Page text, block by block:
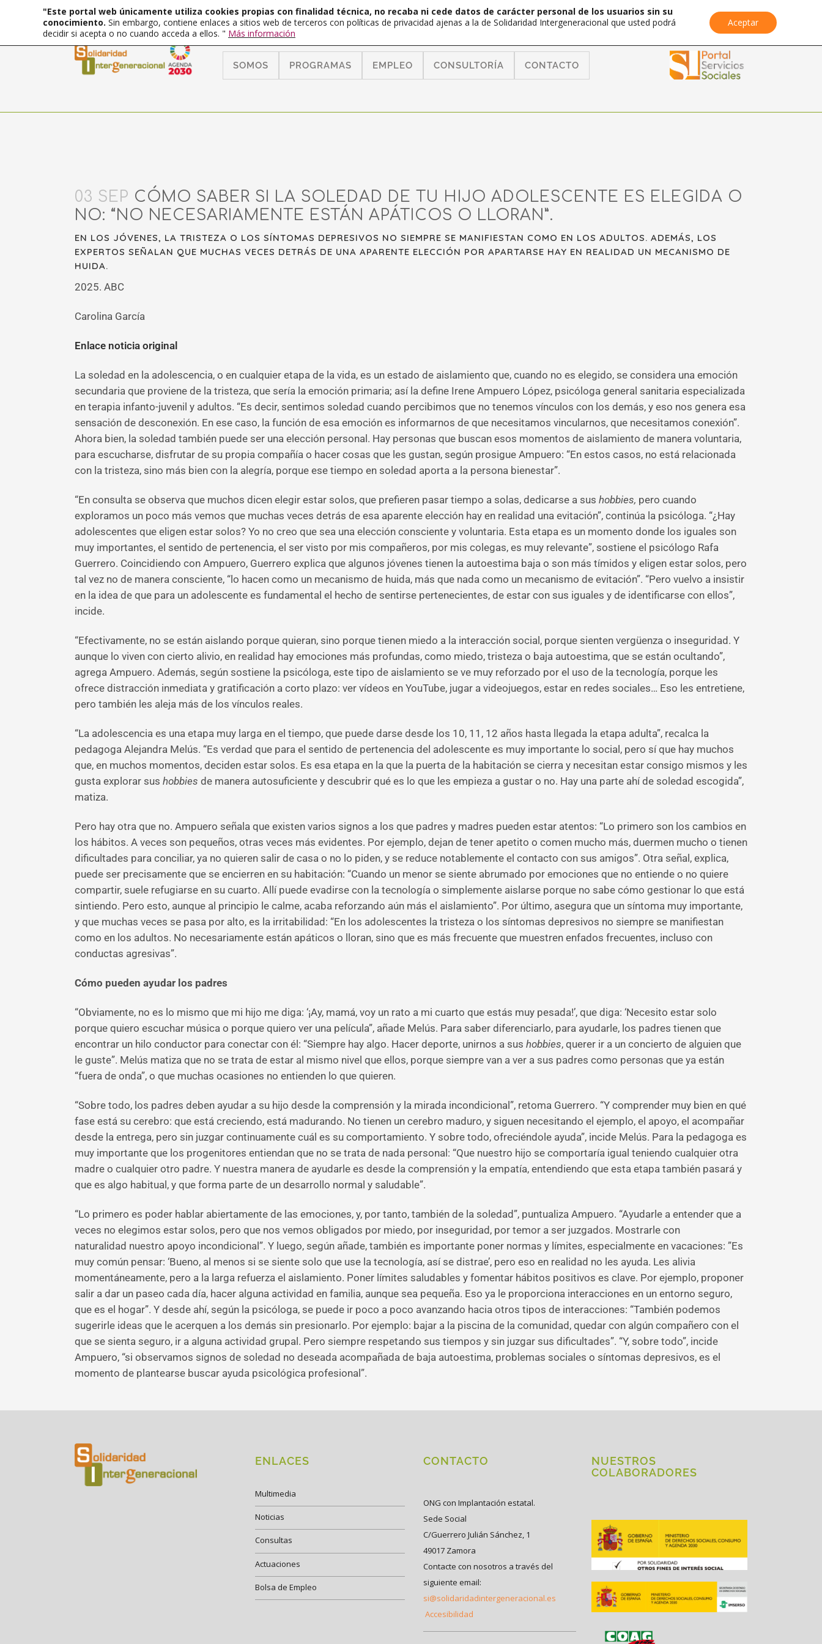
SOMOS PROGRAMAS EMPLEO CONSULTORÍA CONTACTO
03 SEP CÓMO SABER SI LA SOLEDAD DE TU HIJO ADOLESCENTE ES ELEGIDA O
NO: “NO NECESARIAMENTE ESTÁN APÁTICOS O LLORAN”.
EN LOS JÓVENES, LA TRISTEZA O LOS SÍNTOMAS DEPRESIVOS NO SIEMPRE SE MANIFIESTAN COMO EN LOS ADULTOS. ADEMÁS, LOS
EXPERTOS SEÑALAN QUE MUCHAS VECES DETRÁS DE UNA APARENTE ELECCIÓN POR APARTARSE HAY EN REALIDAD UN MECANISMO DE
HUIDA.
2025. ABC
Carolina García
Enlace noticia original
La soledad en la adolescencia, o en cualquier etapa de la vida, es un estado de aislamiento que, cuando no es elegido, se considera una emoción
secundaria que proviene de la tristeza, que sería la emoción primaria; así la define Irene Ampuero López, psicóloga general sanitaria especializada
en terapia infanto-juvenil y adultos. “Es decir, sentimos soledad cuando percibimos que no tenemos vínculos con los demás, y eso nos genera esa
sensación de desconexión. En ese caso, la función de esa emoción es informarnos de que necesitamos vincularnos, que necesitamos conexión”.
Ahora bien, la soledad también puede ser una elección personal. Hay personas que buscan esos momentos de aislamiento de manera voluntaria,
para escucharse, disfrutar de su propia compañía o hacer cosas que les gustan, según prosigue Ampuero: “En estos casos, no está relacionada
con la tristeza, sino más bien con la alegría, porque ese tiempo en soledad aporta a la persona bienestar”.
“En consulta se observa que muchos dicen elegir estar solos, que prefieren pasar tiempo a solas, dedicarse a sus hobbies, pero cuando
exploramos un poco más vemos que muchas veces detrás de esa aparente elección hay en realidad una evitación”, continúa la psicóloga. “¿Hay
adolescentes que eligen estar solos? Yo no creo que sea una elección consciente y voluntaria. Esta etapa es un momento donde los iguales son
muy importantes, el sentido de pertenencia, el ser visto por mis compañeros, por mis colegas, es muy relevante”, sostiene el psicólogo Rafa
Guerrero. Coincidiendo con Ampuero, Guerrero explica que algunos jóvenes tienen la autoestima baja o son más tímidos y eligen estar solos, pero
tal vez no de manera consciente, “lo hacen como un mecanismo de huida, más que nada como un mecanismo de evitación”. “Pero vuelvo a insistir
en la idea de que para un adolescente es fundamental el hecho de sentirse pertenecientes, de estar con sus iguales y de identificarse con ellos”,
incide.
“Efectivamente, no se están aislando porque quieran, sino porque tienen miedo a la interacción social, porque sienten vergüenza o inseguridad. Y
aunque lo viven con cierto alivio, en realidad hay emociones más profundas, como miedo, tristeza o baja autoestima, que se están ocultando”,
agrega Ampuero. Además, según sostiene la psicóloga, este tipo de aislamiento se ve muy reforzado por el uso de la tecnología, porque les
ofrece distracción inmediata y gratificación a corto plazo: ver vídeos en YouTube, jugar a videojuegos, estar en redes sociales… Eso les entretiene,
pero también les aleja más de los vínculos reales.
“La adolescencia es una etapa muy larga en el tiempo, que puede darse desde los 10, 11, 12 años hasta llegada la etapa adulta”, recalca la
pedagoga Alejandra Melús. “Es verdad que para el sentido de pertenencia del adolescente es muy importante lo social, pero sí que hay muchos
que, en muchos momentos, deciden estar solos. Es esa etapa en la que la puerta de la habitación se cierra y necesitan estar consigo mismos y les
gusta explorar sus hobbies de manera autosuficiente y descubrir qué es lo que les empieza a gustar o no. Hay una parte ahí de soledad escogida”,
matiza.
Pero hay otra que no. Ampuero señala que existen varios signos a los que padres y madres pueden estar atentos: “Lo primero son los cambios en
los hábitos. A veces son pequeños, otras veces más evidentes. Por ejemplo, dejan de tener apetito o comen mucho más, duermen mucho o tienen
dificultades para conciliar, ya no quieren salir de casa o no lo piden, y se reduce notablemente el contacto con sus amigos”. Otra señal, explica,
puede ser precisamente que se encierren en su habitación: “Cuando un menor se siente abrumado por emociones que no entiende o no quiere
compartir, suele refugiarse en su cuarto. Allí puede evadirse con la tecnología o simplemente aislarse porque no sabe cómo gestionar lo que está
sintiendo. Pero esto, aunque al principio le calme, acaba reforzando aún más el aislamiento”. Por último, asegura que un síntoma muy importante,
y que muchas veces se pasa por alto, es la irritabilidad: “En los adolescentes la tristeza o los síntomas depresivos no siempre se manifiestan
como en los adultos. No necesariamente están apáticos o lloran, sino que es más frecuente que muestren enfados frecuentes, incluso con
conductas agresivas”.
Cómo pueden ayudar los padres
“Obviamente, no es lo mismo que mi hijo me diga: ‘¡Ay, mamá, voy un rato a mi cuarto que estás muy pesada!’, que diga: ‘Necesito estar solo
porque quiero escuchar música o porque quiero ver una película”, añade Melús. Para saber diferenciarlo, para ayudarle, los padres tienen que
encontrar un hilo conductor para conectar con él: “Siempre hay algo. Hacer deporte, unirnos a sus hobbies, querer ir a un concierto de alguien que
le guste”. Melús matiza que no se trata de estar al mismo nivel que ellos, porque siempre van a ver a sus padres como personas que ya están
“fuera de onda”, o que muchas ocasiones no entienden lo que quieren.
“Sobre todo, los padres deben ayudar a su hijo desde la comprensión y la mirada incondicional”, retoma Guerrero. “Y comprender muy bien en qué
fase está su cerebro: que está creciendo, está madurando. No tienen un cerebro maduro, y siguen necesitando el ejemplo, el apoyo, el acompañar
desde la entrega, pero sin juzgar continuamente cuál es su comportamiento. Y sobre todo, ofreciéndole ayuda”, incide Melús. Para la pedagoga es
muy importante que los progenitores entiendan que no se trata de nada personal: “Que nuestro hijo se comportaría igual teniendo cualquier otra
madre o cualquier otro padre. Y nuestra manera de ayudarle es desde la comprensión y la empatía, entendiendo que esta etapa también pasará y
que es algo habitual, y que forma parte de un desarrollo normal y saludable”.
“Lo primero es poder hablar abiertamente de las emociones, y, por tanto, también de la soledad”, puntualiza Ampuero. “Ayudarle a entender que a
veces no elegimos estar solos, pero que nos vemos obligados por miedo, por inseguridad, por temor a ser juzgados. Mostrarle con
naturalidad nuestro apoyo incondicional”. Y luego, según añade, también es importante poner normas y límites, especialmente en vacaciones: ”Es
muy común pensar: ‘Bueno, al menos si se siente solo que use la tecnología, así se distrae’, pero eso en realidad no les ayuda. Les alivia
momentáneamente, pero a la larga refuerza el aislamiento. Poner límites saludables y fomentar hábitos positivos es clave. Por ejemplo, proponer
salir a dar un paseo cada día, hacer alguna actividad en familia, aunque sea pequeña. Eso ya le proporciona interacciones en un entorno seguro,
que es el hogar”. Y desde ahí, según la psicóloga, se puede ir poco a poco avanzando hacia otros tipos de interacciones: “También podemos
sugerirle ideas que le acerquen a los demás sin presionarlo. Por ejemplo: bajar a la piscina de la comunidad, quedar con algún compañero con el
que se sienta seguro, ir a alguna actividad grupal. Pero siempre respetando sus tiempos y sin juzgar sus dificultades”. “Y, sobre todo”, incide
Ampuero, “si observamos signos de soledad no deseada acompañada de baja autoestima, problemas sociales o síntomas depresivos, es el
momento de plantearse buscar ayuda psicológica profesional”.
ENLACES
Multimedia
Noticias
Consultas
Actuaciones
Bolsa de Empleo
CONTACTO
ONG con Implantación estatal.
Sede Social
C/Guerrero Julián Sánchez, 1
49017 Zamora
Contacte con nosotros a través del
siguiente email:
si@solidaridadintergeneracional.es
Accesibilidad
NUESTROS
COLABORADORES
"Este portal web únicamente utiliza cookies propias con finalidad técnica, no recaba ni cede datos de carácter personal de los usuarios sin su
conocimiento. Sin embargo, contiene enlaces a sitios web de terceros con políticas de privacidad ajenas a la de Solidaridad Intergeneracional que usted podrá
decidir si acepta o no cuando acceda a ellos. " Más información
Aceptar